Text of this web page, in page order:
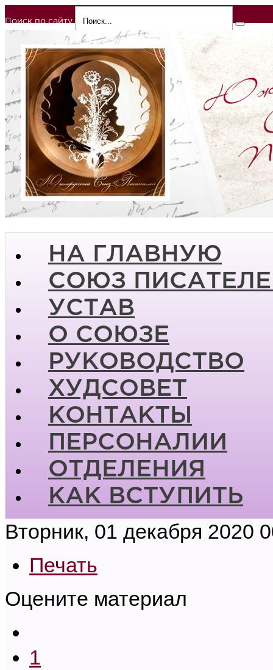
Поиск по сайту
НА ГЛАВНУЮ
СОЮЗ
УСТАВ
О СОЮЗЕ
РУКОВОДСТВО
ХУДСОВЕТ
КОНТАКТЫ
ПЕРСОНАЛИИ
ОТДЕЛЕНИЯ
КАК ВСТУПИТЬ
Вторник, 01 декабря 2020
Печать
Оцените материал
1